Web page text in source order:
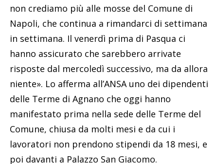
non crediamo più alle mosse del Comune di
Napoli, che continua a rimandarci di settimana
in settimana. Il venerdì prima di Pasqua ci
hanno assicurato che sarebbero arrivate
risposte dal mercoledì successivo, ma da allora
niente». Lo afferma all’ANSA uno dei dipendenti
delle Terme di Agnano che oggi hanno
manifestato prima nella sede delle Terme del
Comune, chiusa da molti mesi e da cui i
lavoratori non prendono stipendi da 18 mesi, e
poi davanti a Palazzo San Giacomo.